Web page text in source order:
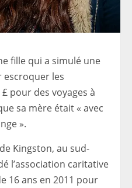
fille qui a simulé une
les
pour des voyages à
sa mère était « avec
».
Kingston, au sud-
l’association caritative
16 ans en 2011 pour